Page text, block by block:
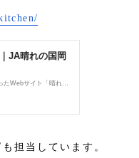
担当しています。